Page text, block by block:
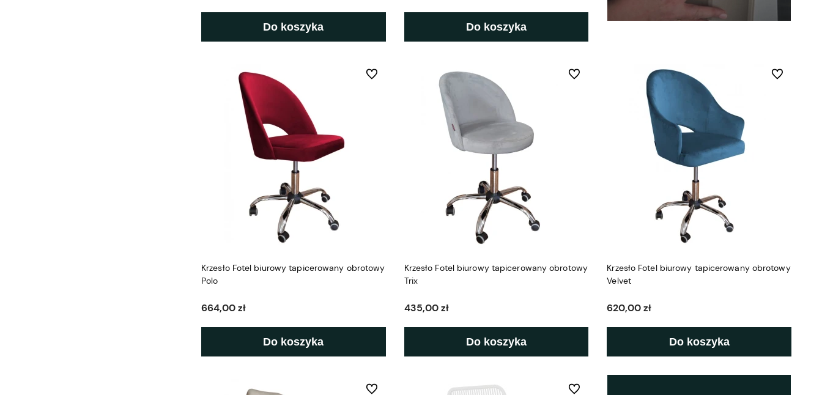
Do koszyka Do koszyka
Krzesło Fotel biurowy tapicerowany obrotowy
Polo
664,00 zł
Do koszyka
Do ulubionych
Krzesło Fotel biurowy tapicerowany obrotowy
Trix
435,00 zł
Do koszyka
Do ulubionych
Krzesło Fotel biurowy tapicerowany obrotowy
Velvet
620,00 zł
Do koszyka
Do ulubionych
Do ulubionych Do ulubionych